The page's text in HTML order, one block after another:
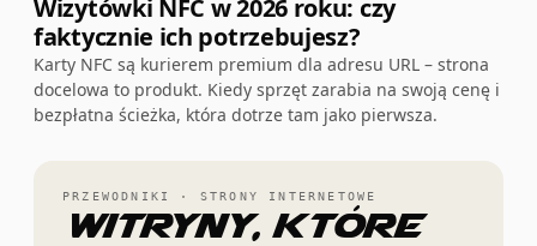
Wizytówki NFC w 2026 roku: czy
faktycznie ich potrzebujesz?
Karty NFC są kurierem premium dla adresu URL – strona
docelowa to produkt. Kiedy sprzęt zarabia na swoją cenę i
bezpłatna ścieżka, która dotrze tam jako pierwsza.
PRZEWODNIKI · STRONY INTERNETOWE
Witryny, które